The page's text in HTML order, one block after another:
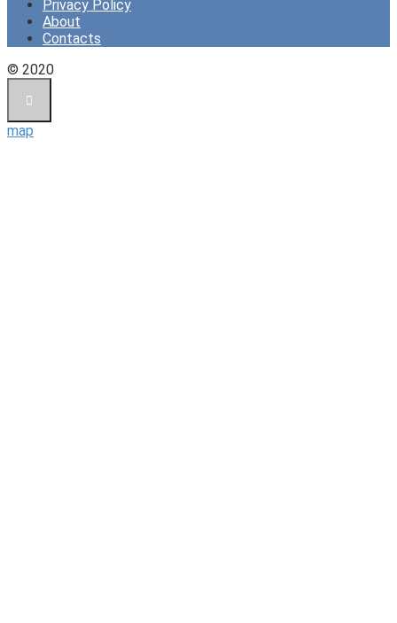
Privacy Policy
About
Contacts
© 2020
map